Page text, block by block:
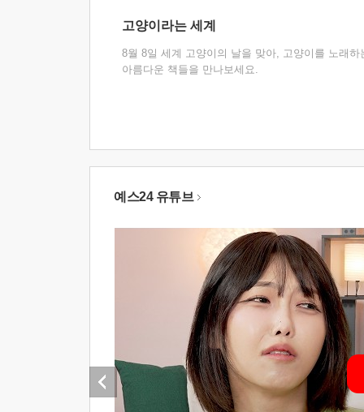
고양이라는 세계
8월 8일 세계 고양이의 날을 맞아, 고양이를 노래하
아름다운 책들을 만나보세요.
예스24 유튜브